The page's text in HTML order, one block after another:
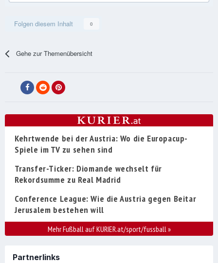
Folgen diesem Inhalt 0
Gehe zur Themenübersicht
Kehrtwende bei der Austria: Wo die Europacup-
Spiele im TV zu sehen sind
Transfer-Ticker: Diomande wechselt für
Rekordsumme zu Real Madrid
Conference League: Wie die Austria gegen Beitar
Jerusalem bestehen will
Mehr Fußball auf KURIER.at/sport/fussball»
Partnerlinks